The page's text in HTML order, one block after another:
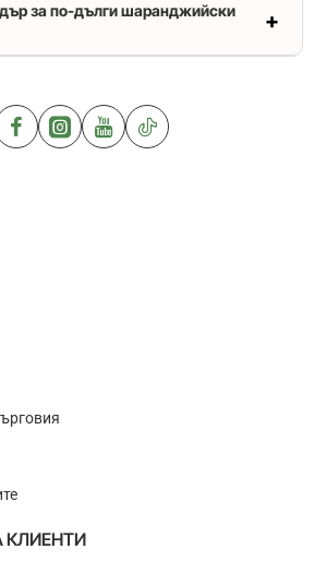
за по-дълги шаранджийски